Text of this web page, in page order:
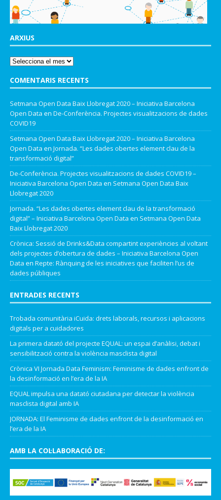
ARXIUS
COMENTARIS RECENTS
Setmana Open Data Baix Llobregat 2020 – Iniciativa Barcelona
Open Data en De-Conferència. Projectes visualitzacions de dades
COVID19
Setmana Open Data Baix Llobregat 2020 – Iniciativa Barcelona
Open Data en Jornada. “Les dades obertes element clau de la
transformació digital”
De-Conferència. Projectes visualitzacions de dades COVID19 –
Iniciativa Barcelona Open Data en Setmana Open Data Baix
Llobregat 2020
Jornada. “Les dades obertes element clau de la transformació
digital” – Iniciativa Barcelona Open Data en Setmana Open Data
Baix Llobregat 2020
Crònica: Sessió de Drinks&Data compartint experiències al voltant
dels projectes d’obertura de dades – Iniciativa Barcelona Open
Data en Repte: Rànquing de les iniciatives que faciliten l’us de
dades públiques
ENTRADES RECENTS
Trobada comunitària iCuida: drets laborals, recursos i aplicacions
digitals per a cuidadores
La primera datató del projecte EQUAL: un espai d’anàlisi, debat i
sensibilització contra la violència masclista digital
Crònica VI Jornada Data Feminism: Feminisme de dades enfront de
la desinformació en l’era de la IA
EQUAL impulsa una datató ciutadana per detectar la violència
masclista digital amb IA
JORNADA: El Feminisme de dades enfront de la desinformació en
l’era de la IA
AMB LA COL·LABORACIÓ DE: